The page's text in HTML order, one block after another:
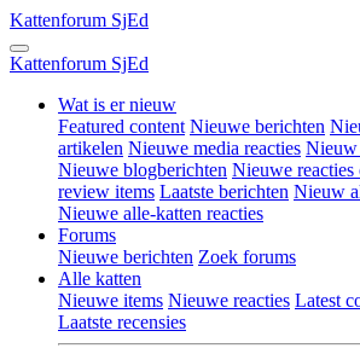
Kattenforum SjEd
Kattenforum SjEd
Wat is er nieuw
Featured content Nieuwe berichten
artikelen Nieuwe media reacties Nieuw
Nieuwe blogberichten Nieuwe reacties
review items Laatste berichten Nieuw
Nieuwe alle-katten reacties
Forums
Nieuwe berichten Zoek forums
Alle katten
Nieuwe items Nieuwe reacties Latest
Laatste recensies